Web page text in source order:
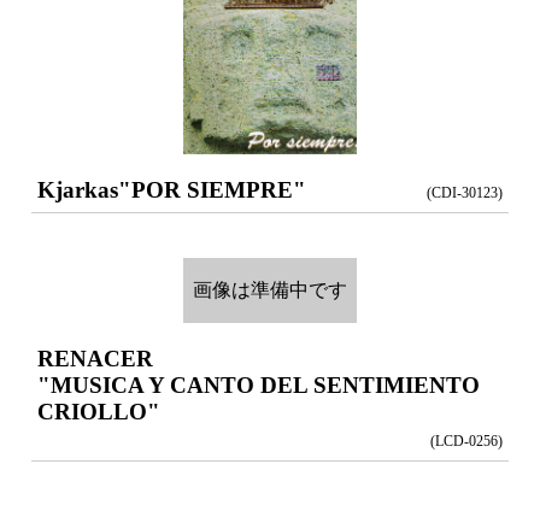
Kjarkas"POR SIEMPRE" (CDI-30123)
画像は準備中です
RENACER
"MUSICA Y CANTO DEL SENTIMIENTO
CRIOLLO"
(LCD-0256)